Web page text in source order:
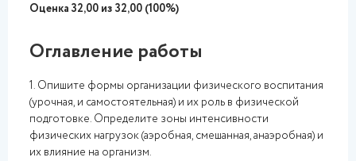
Оценка 32,00 из 32,00 (100%)
Оглавление работы
1. Опишите формы организации физического воспитания
(урочная, и самостоятельная) и их роль в физической
подготовке. Определите зоны интенсивности
физических нагрузок (аэробная, смешанная, анаэробная) и
их влияние на организм.